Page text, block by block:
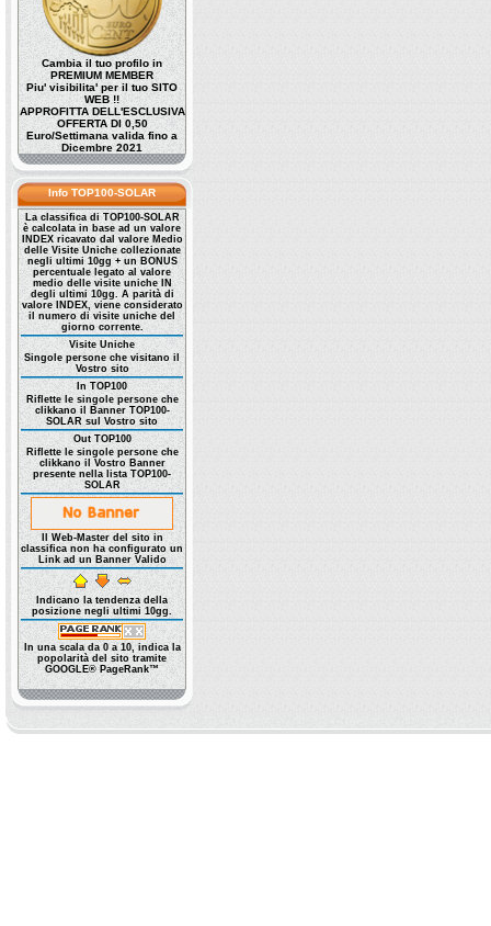
Cambia il tuo profilo in
PREMIUM MEMBER
Piu' visibilita' per il tuo SITO
WEB !!
APPROFITTA DELL'ESCLUSIVA
OFFERTA DI 0,50
Euro/Settimana valida fino a
Dicembre 2021
Info TOP100-SOLAR
La classifica di TOP100-SOLAR
è calcolata in base ad un valore
INDEX ricavato dal valore Medio
delle Visite Uniche collezionate
negli ultimi 10gg + un BONUS
percentuale legato al valore
medio delle visite uniche IN
degli ultimi 10gg. A parità di
valore INDEX, viene considerato
il numero di visite uniche del
giorno corrente.
Visite Uniche
Singole persone che visitano il
Vostro sito
In TOP100
Riflette le singole persone che
clikkano il Banner TOP100-
SOLAR sul Vostro sito
Out TOP100
Riflette le singole persone che
clikkano il Vostro Banner
presente nella lista TOP100-
SOLAR
Il Web-Master del sito in
classifica non ha configurato un
Link ad un Banner Valido
Indicano la tendenza della
posizione negli ultimi 10gg.
In una scala da 0 a 10, indica la
popolarità del sito tramite
GOOGLE® PageRank™